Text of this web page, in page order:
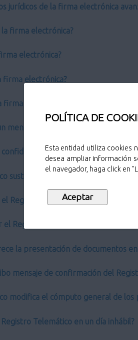
POLÍTICA DE
Esta entidad utiliza cookies
desea ampliar información
el navegador, haga click en
jurídicos de la firma electrónica
firma electrónica?
electrónica?
firma electrónica?
electrónica?
mensaje que cifrarlo?
sustituye al Registro General?
Registro Telemático de los
Registro Telemático?
la presentación de documentos
mensaje de confirmación del
modifica el cómputo general de los
Telemático en un día inhábil?